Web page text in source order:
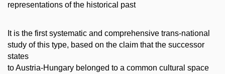
representations of the historical past
It is the first systematic and comprehensive trans-national
study of this type, based on the claim that the successor
states
to Austria-Hungary belonged to a common cultural space